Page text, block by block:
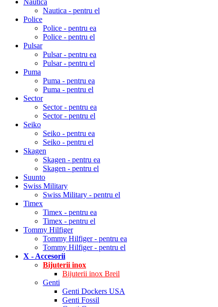
Nautica - pentru el
Police
Police - pentru ea
Police - pentru el
Pulsar
Pulsar - pentru ea
Pulsar - pentru el
Puma
Puma - pentru ea
Puma - pentru el
Sector
Sector - pentru ea
Sector - pentru el
Seiko
Seiko - pentru ea
Seiko - pentru el
Skagen
Skagen - pentru ea
Skagen - pentru el
Suunto
Swiss Military
Swiss Military - pentru el
Timex
Timex - pentru ea
Timex - pentru el
Tommy Hilfiger
Tommy Hilfiger - pentru ea
Tommy Hilfiger - pentru el
X - Accesorii
Bijuterii inox
Bijuterii inox Breil
Genti
Genti Dockers USA
Genti Fossil